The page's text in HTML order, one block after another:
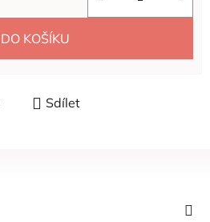
DO KOŠÍKU
Sdílet